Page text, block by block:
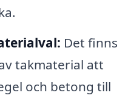
Det finns
takmaterial att
och betong till